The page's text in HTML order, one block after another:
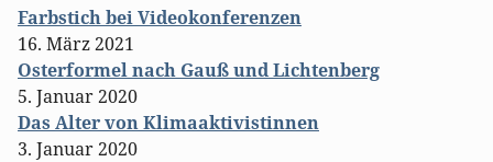
Farbstich bei Videokonferenzen
16. März 2021
Osterformel nach Gauß und Lichtenberg
5. Januar 2020
Das Alter von Klimaaktivistinnen
3. Januar 2020